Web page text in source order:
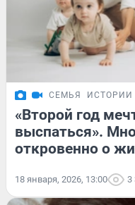
СЕМЬЯ ИСТОРИИ
«Второй год
выспаться».
откровенно о
18 января, 2026, 13:00 3